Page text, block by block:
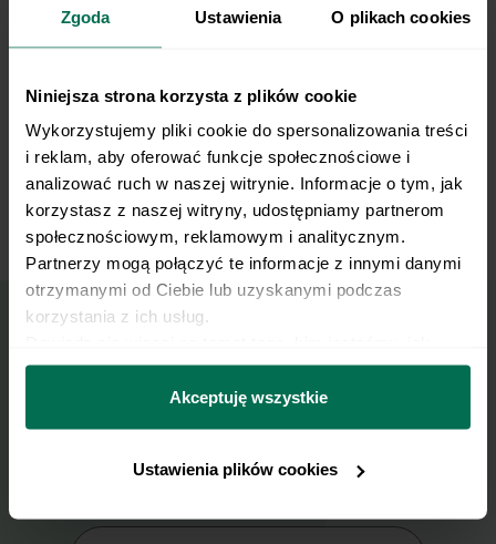
Zgoda Ustawienia O plikach cookies
Niniejsza strona korzysta z plików cookie
Wykorzystujemy pliki cookie do spersonalizowania treści
i reklam, aby oferować funkcje społecznościowe i
analizować ruch w naszej witrynie. Informacje o tym, jak
korzystasz z naszej witryny, udostępniamy partnerom
społecznościowym, reklamowym i analitycznym.
Partnerzy mogą połączyć te informacje z innymi danymi
otrzymanymi od Ciebie lub uzyskanymi podczas
korzystania z ich usług.
można się z nami skontaktować i w jaki sposób
przetwarzamy dane osobowe w ramach
prywatności.
Akceptuję wszystkie
Ustawienia plików cookies
utrzymują energię na długo, więc to dobry wybór po
treningu albo na konkretny obiad. Bataty dorzucają
beta-karoten i sycące węglowodany złożone, a niska
propozycję.Krem z batatów jest też naturalnie
bezglutenowy i bez laktozy, więc sprawdzi się przy
dietach eliminacyjnych. Jeśli chcesz wersję w pełni
roślinną, wystarczy pominąć kurczaka i postawić na
same warzywa. Ugotuj większą porcję, a będziesz mieć
rozgrzewający obiad gotowy do odgrzania także
następnego dnia. Pycha!
Wyślij przepis na e-mail
Nasze najlepsze przepisy, prosto na Twoja
Zapisz się do naszego Newslettera